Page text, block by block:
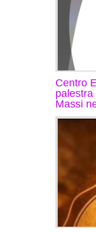
Centro
Massi